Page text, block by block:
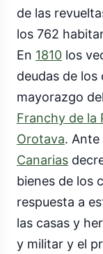
de las
los 762
En 1810 los
deudas de los
mayorazgo
Franchy de la
Orotava. Ante
Canarias
bienes de los
respuesta a
las casas y
y militar y el